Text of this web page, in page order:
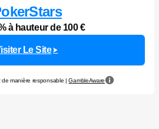
à hauteur de 100 €
Le Site
de manière responsable |GambleAware